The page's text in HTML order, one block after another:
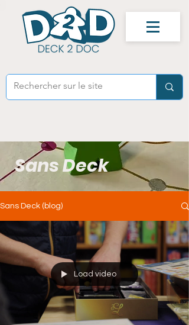
Sans Deck
Sans Deck (blog)
Load video